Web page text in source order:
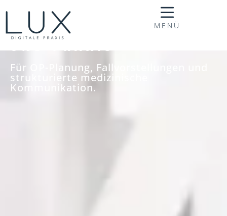
MENÜ
FORMULARE FÜR KLINIK
UND PRAXIS
Für OP-Planung, Fallvorstellungen und
strukturierte medizinische
Kommunikation.